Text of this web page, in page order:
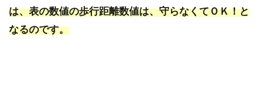
は、表の数値の歩行距離数値は、守らなくてＯＫ！と
なるのです。